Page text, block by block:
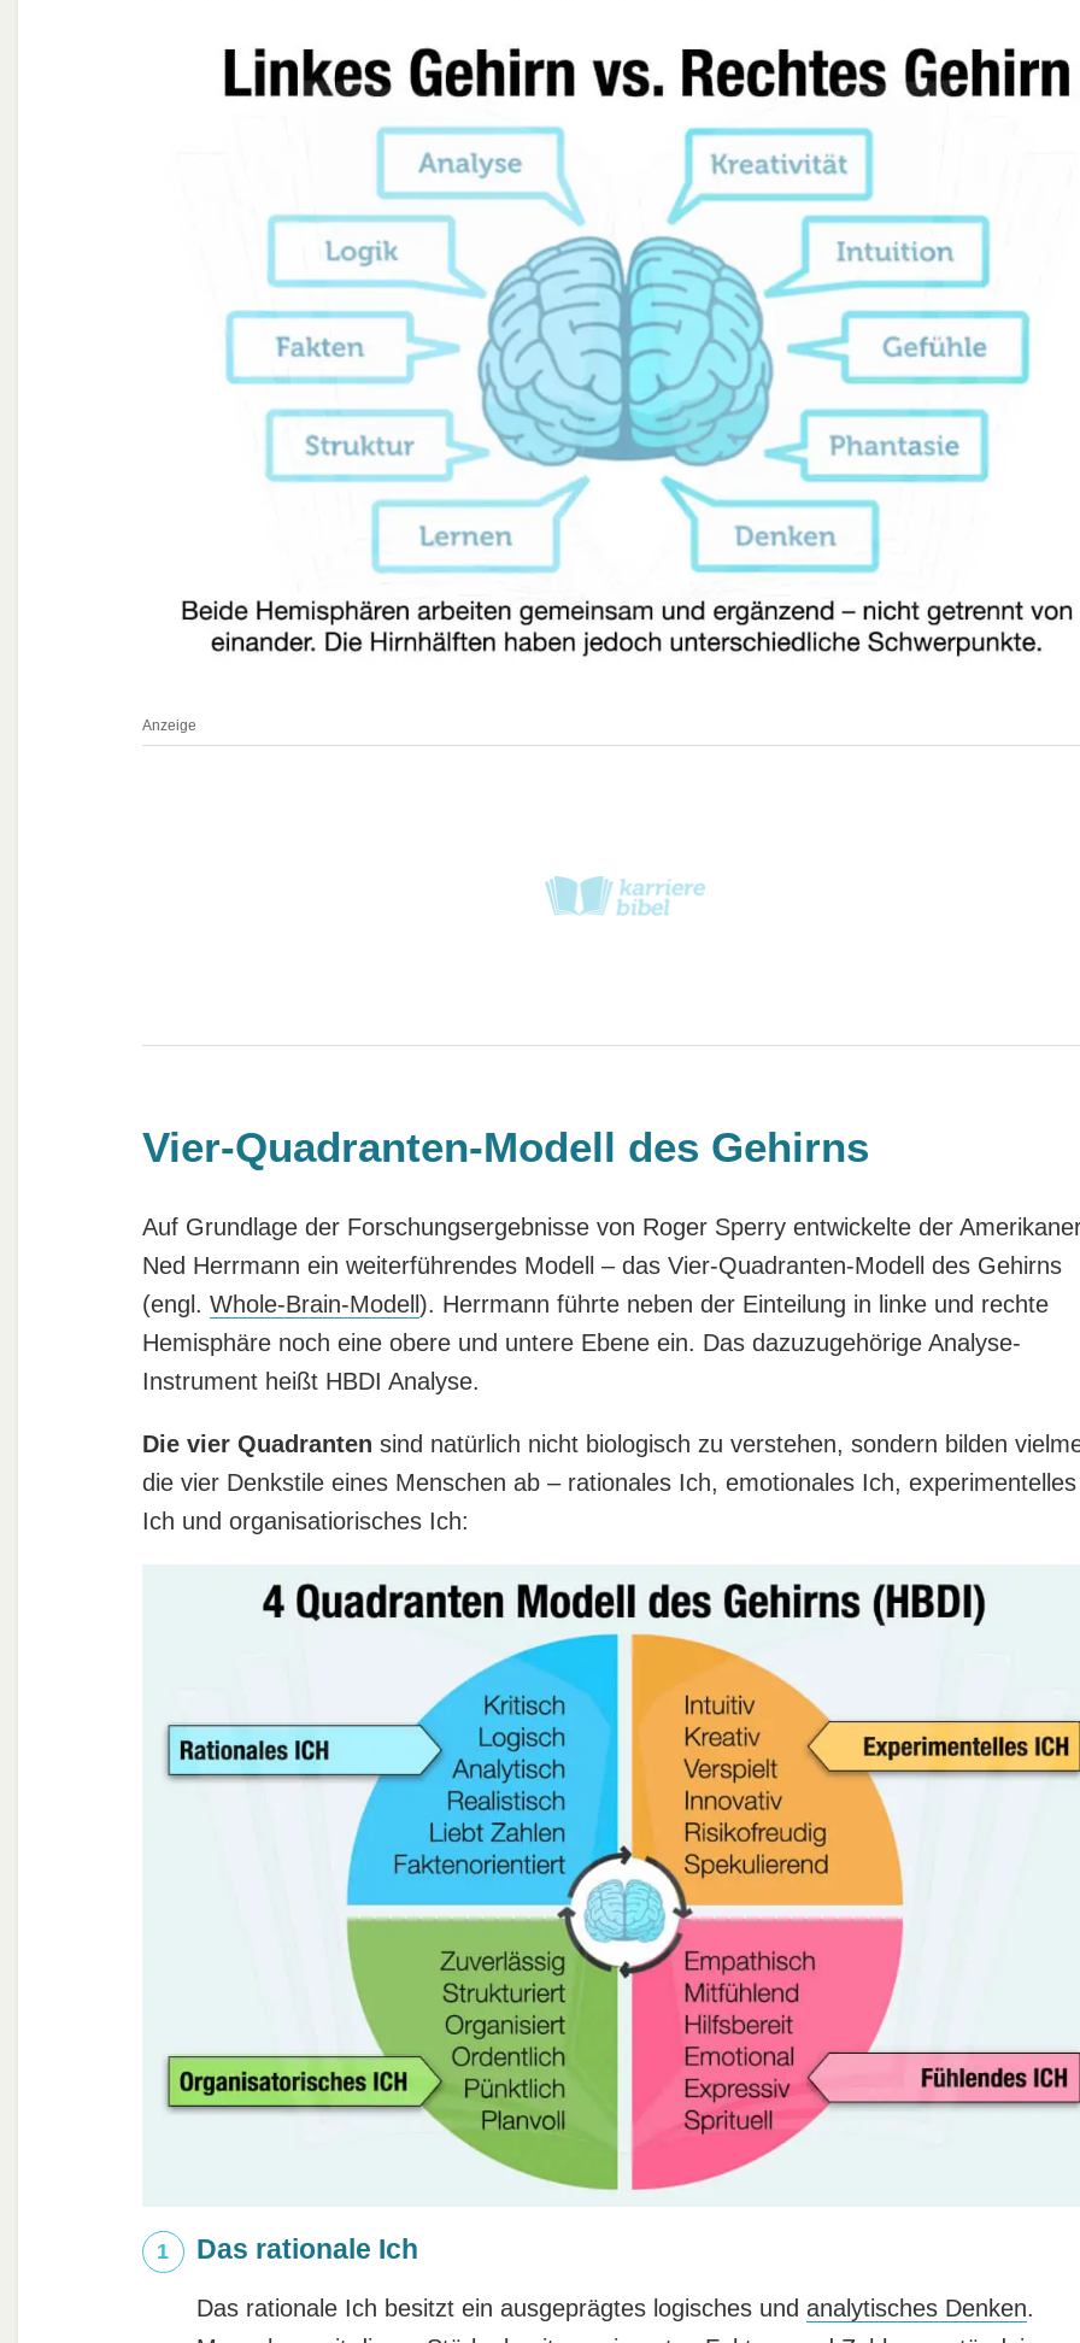
Anzeige
Vier-Quadranten-Modell des Gehirns
Auf Grundlage der Forschungsergebnisse von Roger Sperry entwickelte der
Ned Herrmann ein weiterführendes Modell – das Vier-Quadranten-Modell des Gehirns
(engl. Whole-Brain-Modell). Herrmann führte neben der Einteilung in linke und rechte
Hemisphäre noch eine obere und untere Ebene ein. Das dazuzugehörige Analyse-
Instrument heißt HBDI Analyse.
Die vier Quadranten sind natürlich nicht biologisch zu verstehen, sondern bilden
die vier Denkstile eines Menschen ab – rationales Ich, emotionales Ich, experimentelles
Ich und organisatiorisches Ich:
Das rationale Ich
Das rationale Ich besitzt ein ausgeprägtes logisches und analytisches Denken.